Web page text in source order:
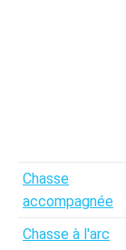
Chasse
accompagnée
Chasse à l'arc